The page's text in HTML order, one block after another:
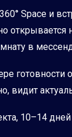
Space и
в
10–14